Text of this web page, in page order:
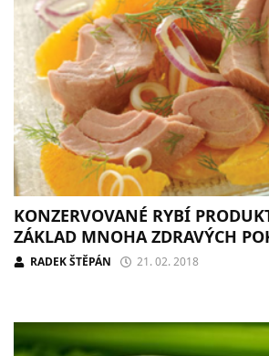
KONZERVOVANÉ RYBÍ
ZÁKLAD MNOHA ZDRAVÝCH
RADEK ŠTĚPÁN 21. 02. 2018